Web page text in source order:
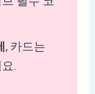
, 카드는
.